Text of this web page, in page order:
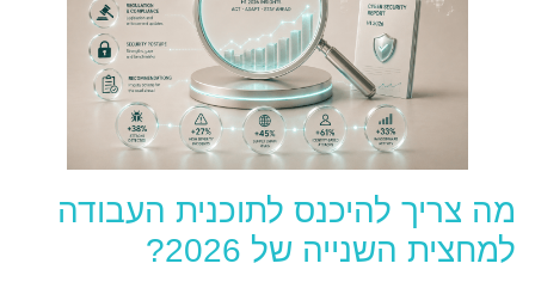
מה צריך להיכנס לתוכנית העבודה
למחצית השנייה של 2026?